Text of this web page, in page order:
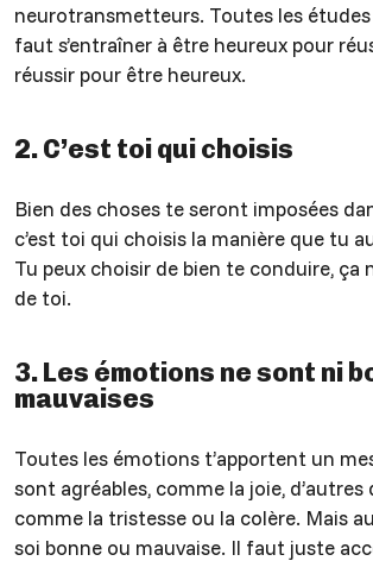
neurotransmetteurs. Toutes les
faut s’entraîner à être heureux pour
réussir pour être heureux.
2. C’est toi qui choisis
Bien des choses te seront imposées
c’est toi qui choisis la manière que tu
Tu peux choisir de bien te conduire, ça
de toi.
3. Les émotions ne sont ni
mauvaises
Toutes les émotions t’apportent un
sont agréables, comme la joie, d’autres
comme la tristesse ou la colère. Mais
soi bonne ou mauvaise. Il faut juste